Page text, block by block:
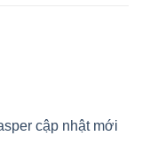
cập nhật mới